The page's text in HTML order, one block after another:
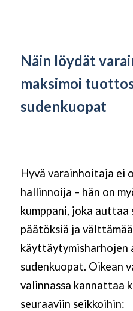
Näin löydät
maksimoi
sudenkuopat
Hyvä varainhoitaja ei
hallinnoija – hän on
kumppani, joka auttaa
päätöksiä ja
käyttäytymisharhojen
sudenkuopat. Oikean
valinnassa kannattaa
seuraaviin seikkoihin: